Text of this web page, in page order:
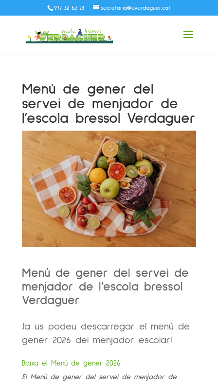
977 32 62 73 secretaria@everdaguer.cat
Menú de gener del
servei de menjador de
l’escola bressol Verdaguer
Menú de gener del servei de
menjador de l’escola bressol
Verdaguer
Ja us podeu descarregar el menú de
gener 2026 del menjador escolar!
Baixa el Menú de gener 2026
El Menú de gener del servei de menjador de